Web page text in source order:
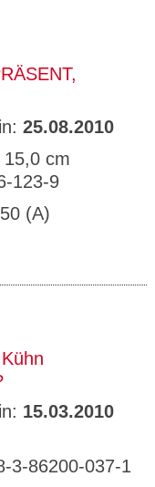
25.08.2010
cm
123-9
(A)
15.03.2010
3-86200-037-1